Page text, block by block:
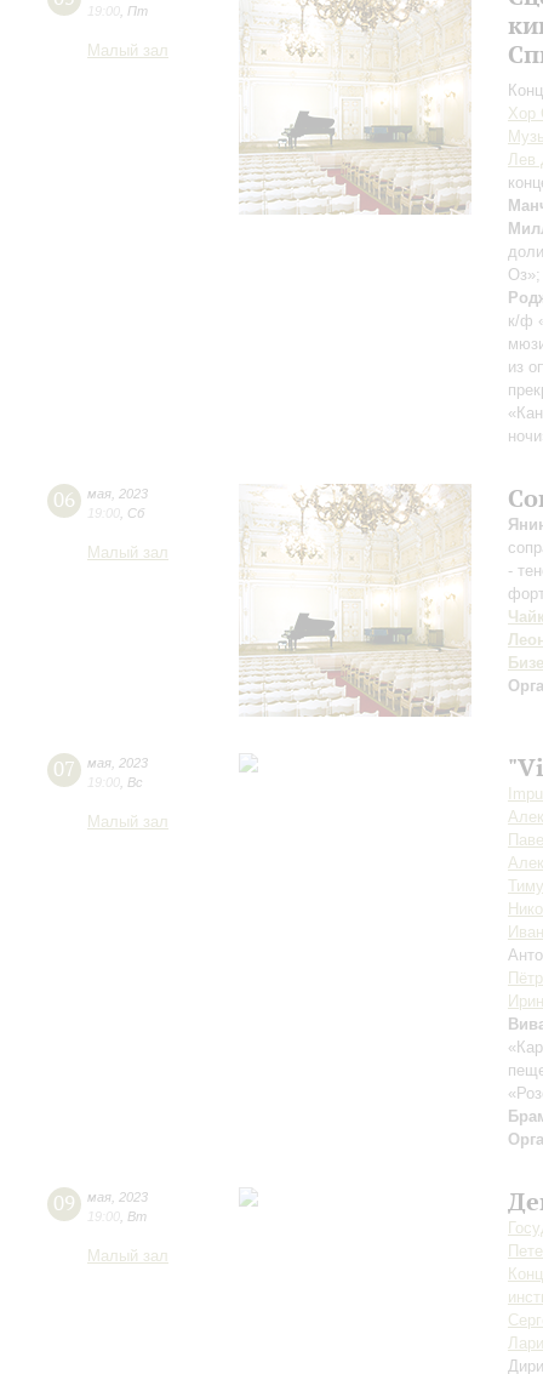
19:00 Пт
Малый зал
Хор
Лев
к/ф
из
06 мая 2023
19:00 Сб
Малый зал
-
Бизе
07 мая 2023
19:00 Вс
Малый зал
09 мая 2023
19:00 Вт
Малый зал